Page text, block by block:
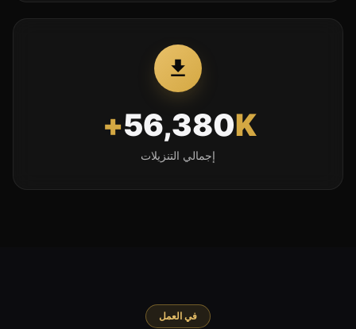
56,380K+
إجمالي التنزيلات
في العمل